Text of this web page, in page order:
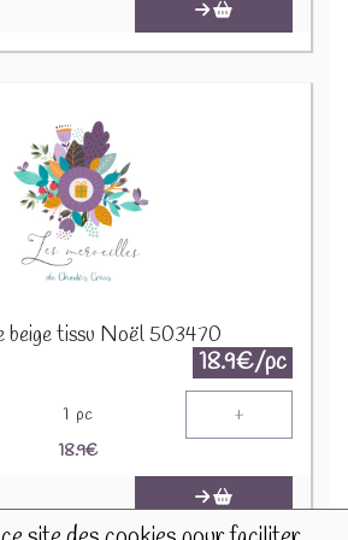
beige tissu Noël 503470
18.9€/pc
1 pc +
18.9€